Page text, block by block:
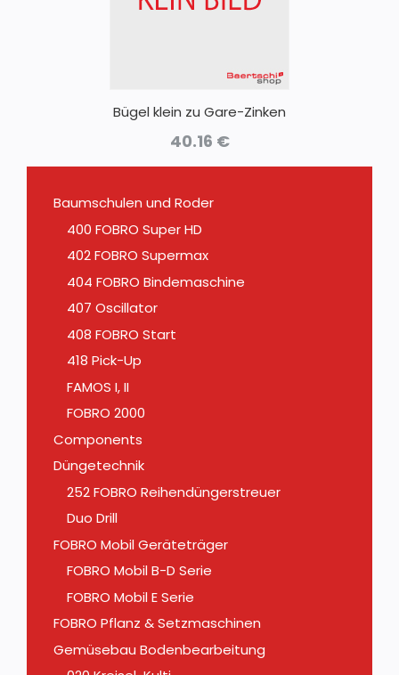
Bügel klein zu Gare-Zinken
40.16 €
Baumschulen und Roder
400 FOBRO Super HD
402 FOBRO Supermax
404 FOBRO Bindemaschine
407 Oscillator
408 FOBRO Start
418 Pick-Up
FAMOS I, II
FOBRO 2000
Components
Düngetechnik
252 FOBRO Reihendüngerstreuer
Duo Drill
FOBRO Mobil Geräteträger
FOBRO Mobil B-D Serie
FOBRO Mobil E Serie
FOBRO Pflanz & Setzmaschinen
Gemüsebau Bodenbearbeitung